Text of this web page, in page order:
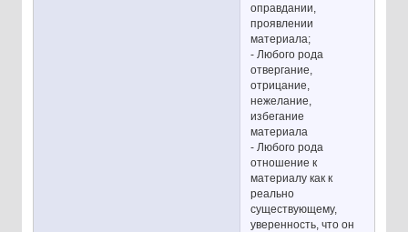
оправдании,
проявлении
материала;
- Любого рода
отвергание,
отрицание,
нежелание,
избегание
материала
- Любого рода
отношение к
материалу как к
реально
существующему,
уверенность, что он